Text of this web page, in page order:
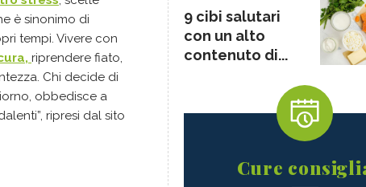
è sinonimo di
tempi. Vivere con
riprendere fiato,
Chi decide di
obbedisce a
ripresi dal sito
9 cibi salutari
con un alto
contenuto di...
Cure